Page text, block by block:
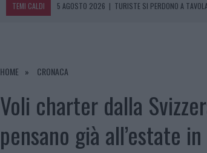
TEMI CALDI 5 AGOSTO 2026 | TURISTE SI PERDONO A
5 AGOSTO 2026 |
HOME CRONACA
Voli charter dalla
pensano già all’estate